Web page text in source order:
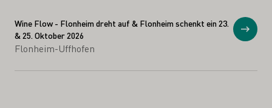
Wine Flow - Flonheim dreht auf & Flonheim schenkt ein 23.
& 25. Oktober 2026
Flonheim-Uffhofen